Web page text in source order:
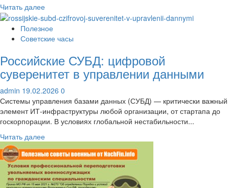
Читать далееПрочитать
больше
о
Регламентные
по
пожарной
сигнализации:
как
не
пропустить
ни
одной
проверки
Полезное
Советские часы
Российские СУБД: цифровой
суверенитет в управлении данными
admin 19.02.2026 0
Системы управления базами данных (СУБД) — критически важный
элемент ИТ-инфраструктуры любой организации, от стартапа до
госкорпорации. В условиях глобальной нестабильности...
Читать далееПрочитать
больше
о
Российские
СУБД: